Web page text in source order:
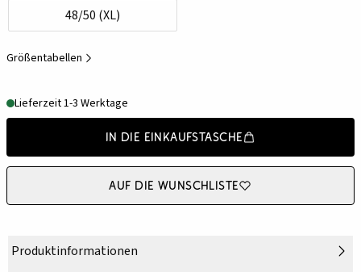
48/50 (XL)
Größentabellen
Lieferzeit 1-3 Werktage
In die Einkaufstasche
Auf die Wunschliste
Produktinformationen